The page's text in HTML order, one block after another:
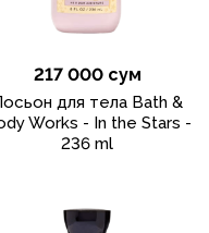
217 000 сум
для тела Bath &
Works - In the Stars -
236 ml